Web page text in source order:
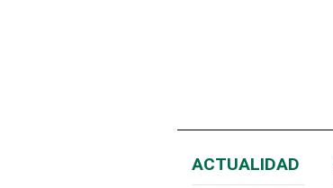
ACTUALIDAD